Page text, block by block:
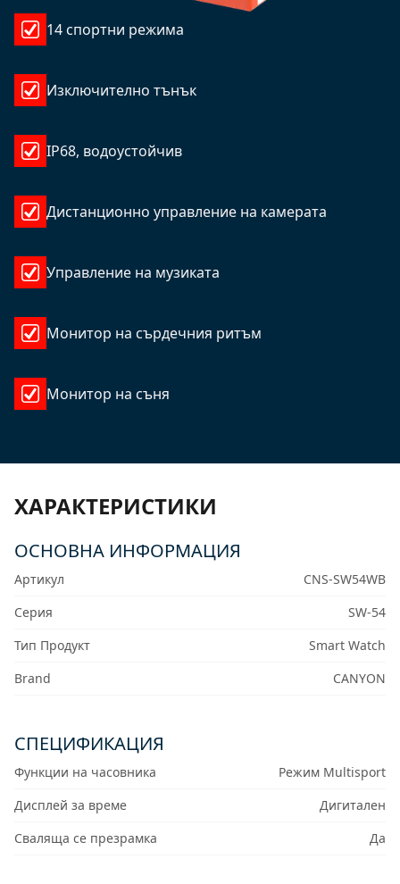
14 спортни режима
Изключително тънък
IP68, водоустойчив
Дистанционно управление на камерата
Управление на музиката
Монитор на сърдечния ритъм
Монитор на съня
ХАРАКТЕРИСТИКИ
ОСНОВНА ИНФОРМАЦИЯ
Артикул
CNS-SW54WB
Серия
SW-54
Тип Продукт
Smart Watch
Brand
CANYON
СПЕЦИФИКАЦИЯ
Функции на часовника
Режим Multisport
Дисплей за време
Дигитален
Сваляща се презрамка
Да